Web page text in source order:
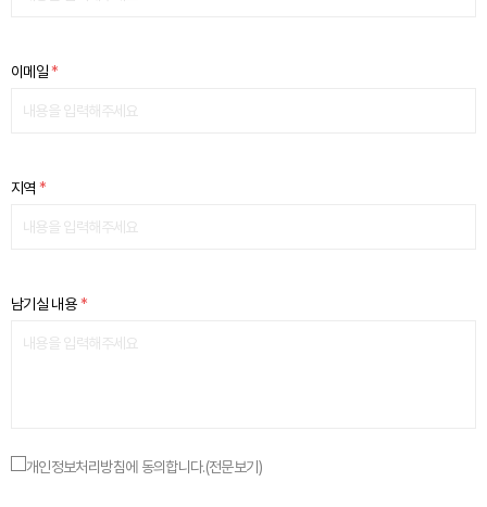
이메일*
지역*
남기실 내용*
개인정보처리방침에 동의합니다.(전문보기)